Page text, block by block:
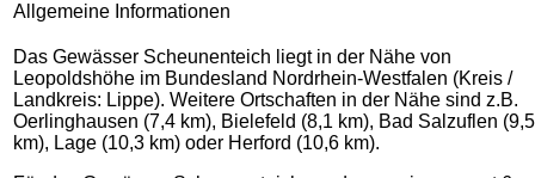
Allgemeine Informationen
Das Gewässer Scheunenteich liegt in der Nähe von
Leopoldshöhe im Bundesland Nordrhein-Westfalen (Kreis /
Landkreis: Lippe). Weitere Ortschaften in der Nähe sind z.B.
Oerlinghausen (7,4 km), Bielefeld (8,1 km), Bad Salzuflen (9,5
km), Lage (10,3 km) oder Herford (10,6 km).